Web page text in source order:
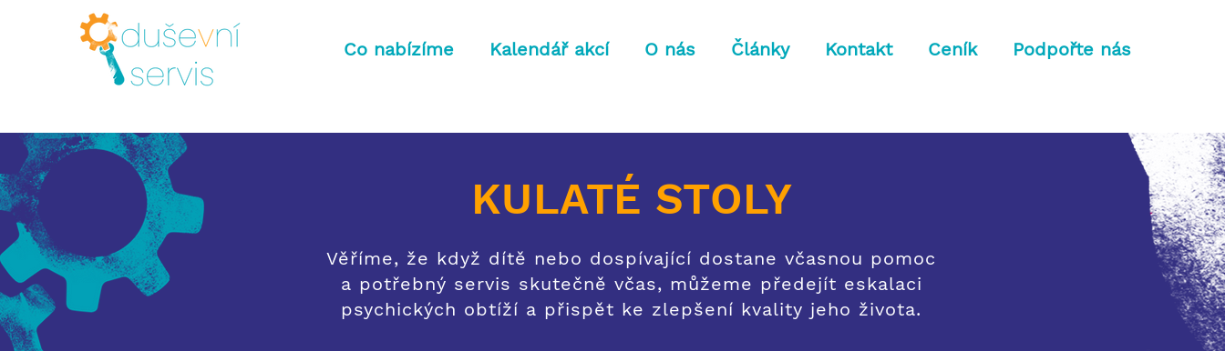
Co nabízíme Kalendář akcí O nás Články Kontakt Ceník Podpořte nás
KULATÉ STOLY
Věříme, že když dítě nebo dospívající dostane včasnou pomoc
a potřebný servis skutečně včas, můžeme předejít eskalaci
psychických obtíží a přispět ke zlepšení kvality jeho života.